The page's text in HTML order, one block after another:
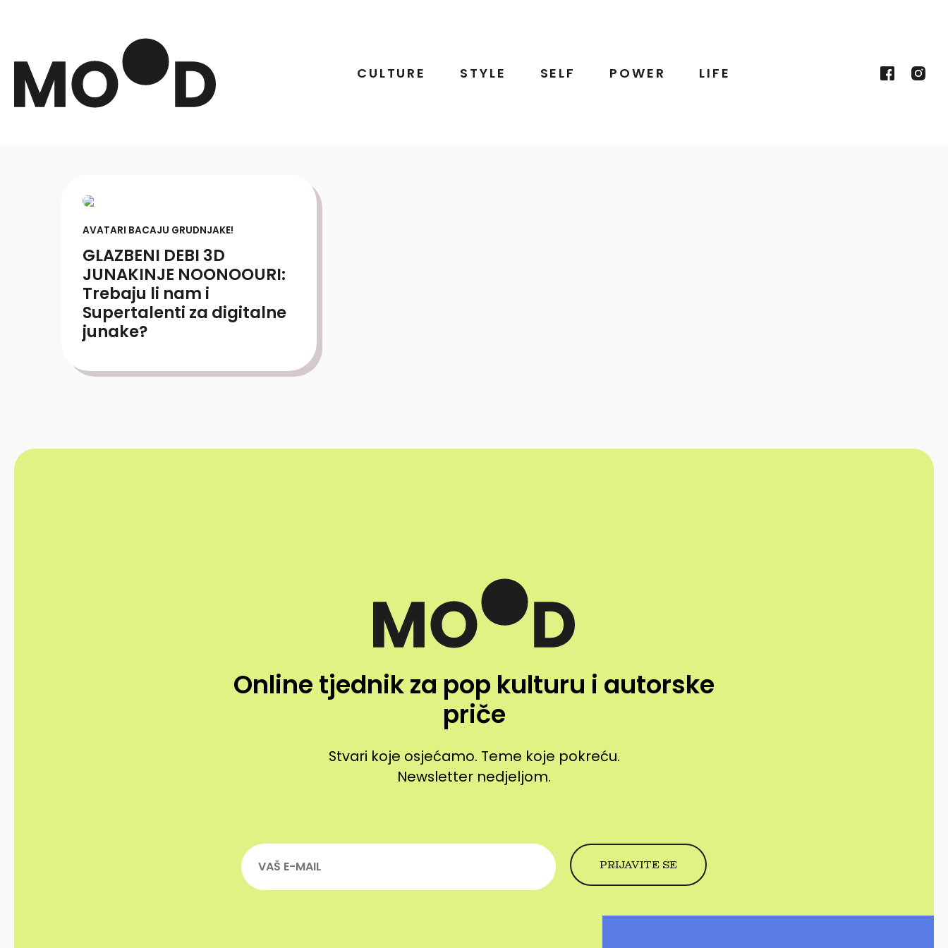
CULTURE STYLE SELF POWER LIFE
AVATARI BACAJU GRUDNJAKE!
GLAZBENI DEBI 3D
JUNAKINJE NOONOOURI:
Trebaju li nam i
Supertalenti za digitalne
junake?
Online tjednik za pop kulturu i autorske
priče
Stvari koje osjećamo. Teme koje pokreću.
Newsletter nedjeljom.